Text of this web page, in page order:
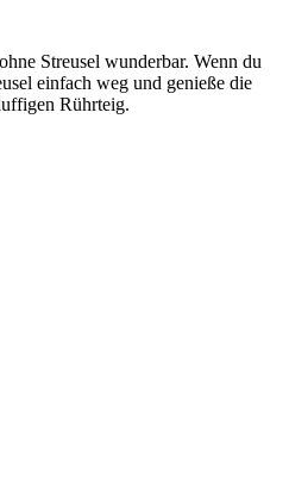
Streusel wunderbar. Wenn du
einfach weg und genieße die
Rührteig.